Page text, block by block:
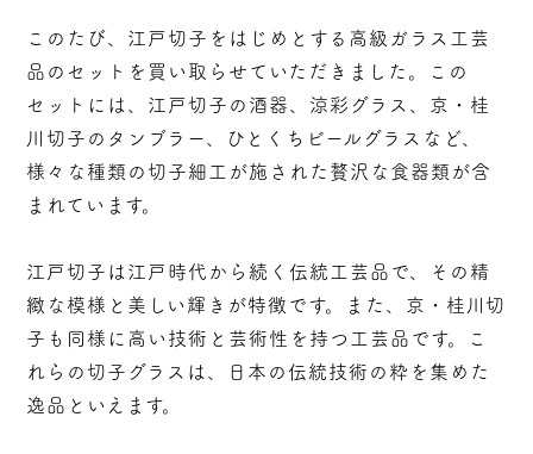
このたび、江戸切子をはじめとする高級ガラス工芸
品のセットを買い取らせていただきました。この
セットには、江戸切子の酒器、涼彩グラス、京・桂
川切子のタンブラー、ひとくちビールグラスなど、
様々な種類の切子細工が施された贅沢な食器類が含
まれています。
江戸切子は江戸時代から続く伝統工芸品で、その精
緻な模様と美しい輝きが特徴です。また、京・桂川切
子も同様に高い技術と芸術性を持つ工芸品です。こ
れらの切子グラスは、日本の伝統技術の粋を集めた
逸品といえます。